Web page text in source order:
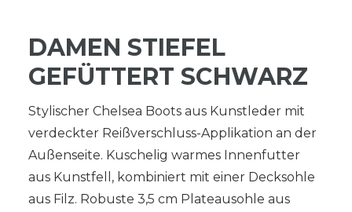
DAMEN STIEFEL
GEFÜTTERT SCHWARZ
Stylischer Chelsea Boots aus Kunstleder mit
verdeckter Reißverschluss-Applikation an der
Außenseite. Kuschelig warmes Innenfutter
aus Kunstfell, kombiniert mit einer Decksohle
aus Filz. Robuste 3,5 cm Plateausohle aus